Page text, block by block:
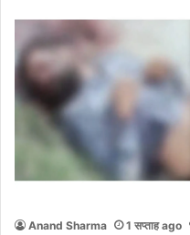
Anand Sharma 1 सप्ताह ago